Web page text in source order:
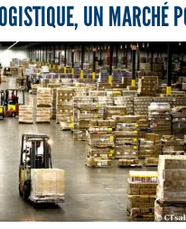
UN MARCHÉ